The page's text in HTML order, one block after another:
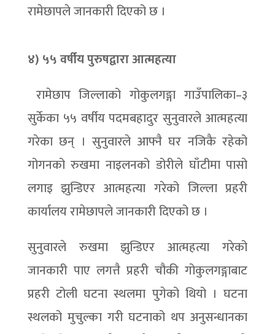
रामेछापले जानकारी दिएको छ ।
४) ५५ वर्षीय पुरुषद्वारा आत्महत्या
रामेछाप जिल्लाको गोकुलगङ्गा गाउँपालिका–३
सुर्केका ५५ वर्षीय पदमबहादुर सुनुवारले आत्महत्या
गरेका छन् । सुनुवारले आफ्नै घर नजिकै रहेको
गोगनको रुखमा नाइलनको डोरीले घाँटीमा पासो
लगाइ झुन्डिएर आत्महत्या गरेको जिल्ला प्रहरी
कार्यालय रामेछापले जानकारी दिएको छ ।
सुनुवारले रुखमा झुन्डिएर आत्महत्या गरेको
जानकारी पाए लगत्तै प्रहरी चौकी गोकुलगङ्गाबाट
प्रहरी टोली घटना स्थलमा पुगेको थियो । घटना
स्थलको मुचुल्का गरी घटनाको थप अनुसन्धानका